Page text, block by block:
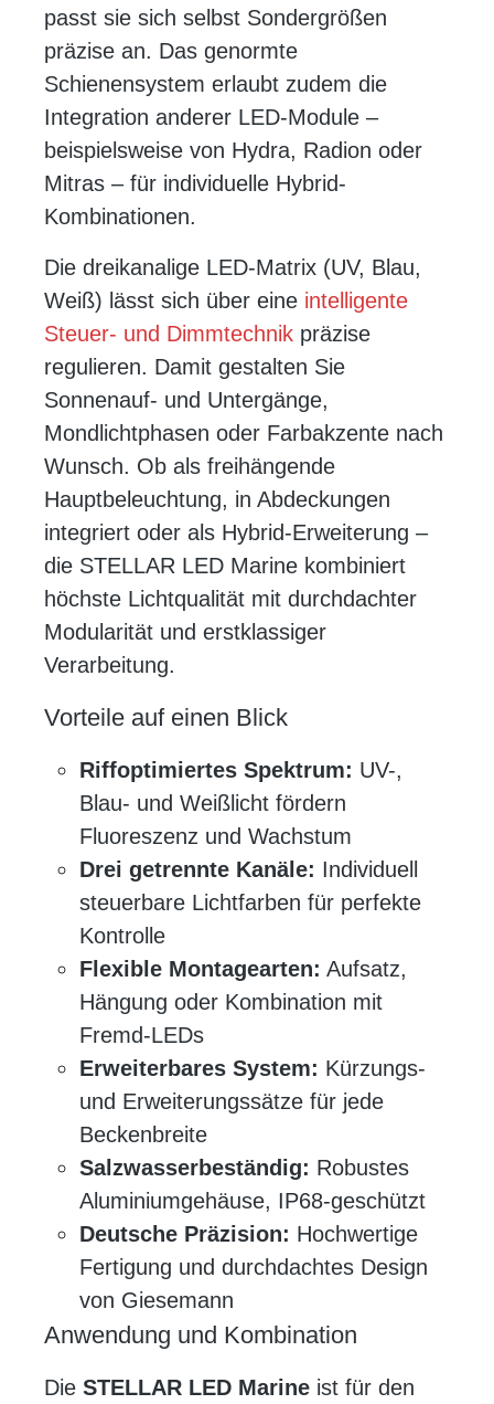
passt sie sich selbst Sondergrößen
präzise an. Das genormte
Schienensystem erlaubt zudem die
Integration anderer LED-Module –
beispielsweise von Hydra, Radion oder
Mitras – für individuelle Hybrid-
Kombinationen.
Die dreikanalige LED-Matrix (UV, Blau,
Weiß) lässt sich über eine intelligente
Steuer- und Dimmtechnik präzise
regulieren. Damit gestalten Sie
Sonnenauf- und Untergänge,
Mondlichtphasen oder Farbakzente nach
Wunsch. Ob als freihängende
Hauptbeleuchtung, in Abdeckungen
integriert oder als Hybrid-Erweiterung –
die STELLAR LED Marine kombiniert
höchste Lichtqualität mit durchdachter
Modularität und erstklassiger
Verarbeitung.
Vorteile auf einen Blick
Riffoptimiertes Spektrum: UV-,
Blau- und Weißlicht fördern
Fluoreszenz und Wachstum
Drei getrennte Kanäle: Individuell
steuerbare Lichtfarben für perfekte
Kontrolle
Flexible Montagearten: Aufsatz,
Hängung oder Kombination mit
Fremd-LEDs
Erweiterbares System: Kürzungs-
und Erweiterungssätze für jede
Beckenbreite
Salzwasserbeständig: Robustes
Aluminiumgehäuse, IP68-geschützt
Deutsche Präzision: Hochwertige
Fertigung und durchdachtes Design
von Giesemann
Anwendung und Kombination
Die STELLAR LED Marine ist für den